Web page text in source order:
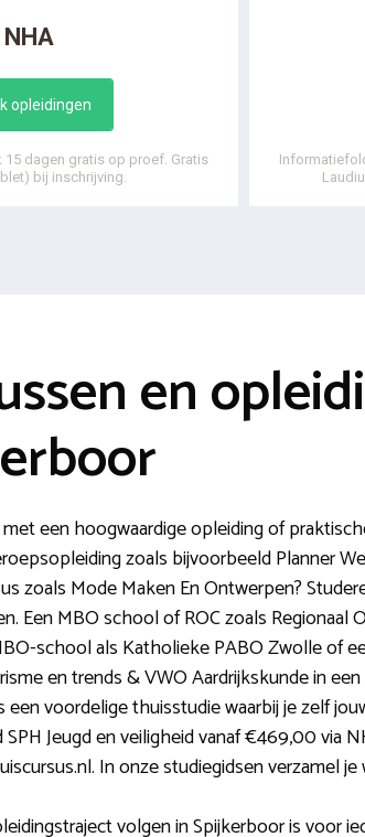
NHA
opleidingen
15 dagen gratis op proef. Gratis
bij inschrijving.
en
een hoogwaardige opleiding of
zoals bijvoorbeeld Planner
zoals Mode Maken En Ontwerpen?
Een MBO school of ROC zoals Regionaal
school als Katholieke PABO Zwolle of
en trends & VWO Aardrijkskunde in
een voordelige thuisstudie waarbij je zelf
Jeugd en veiligheid vanaf €469,00 via
In onze studiegidsen verzamel je
volgen in Spijkerboor is voor